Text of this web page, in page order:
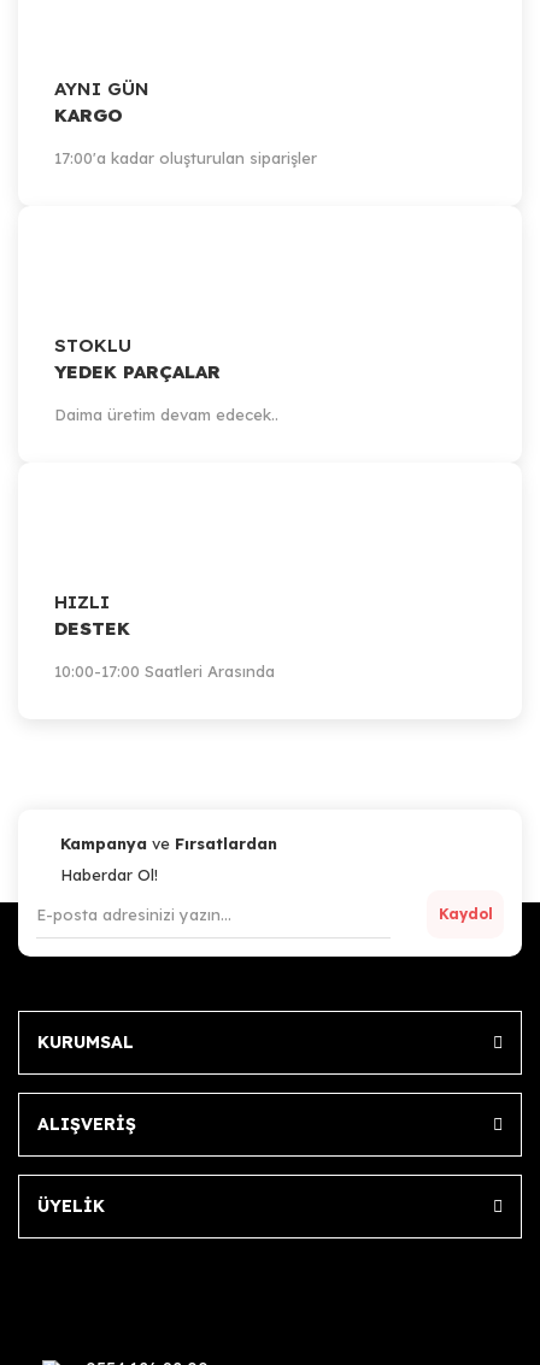
AYNI GÜN
KARGO
17:00'a kadar oluşturulan siparişler
STOKLU
YEDEK PARÇALAR
Daima üretim devam edecek..
HIZLI
DESTEK
10:00-17:00 Saatleri Arasında
Kampanya ve Fırsatlardan
Haberdar Ol!
Kaydol
KURUMSAL
ALIŞVERİŞ
ÜYELİK